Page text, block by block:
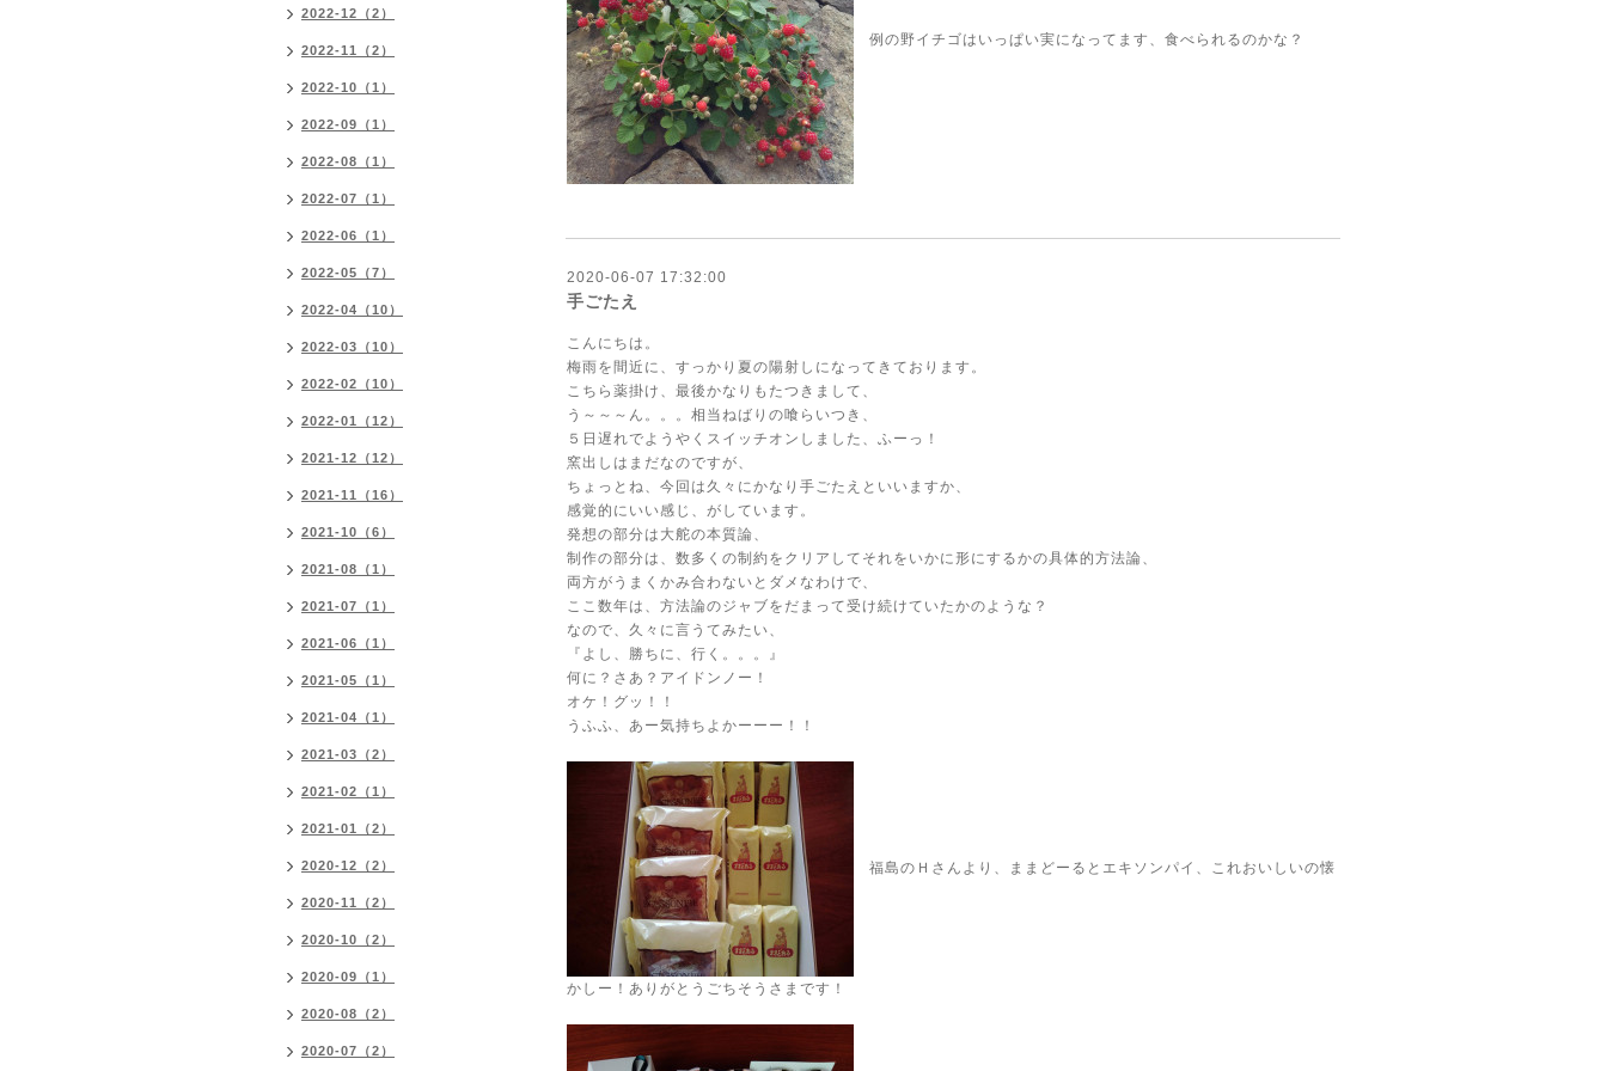
例の野イチゴはいっぱい実になってます、食べられるのかな？
2020-06-07 17:32:00
手ごたえ
こんにちは。
梅雨を間近に、すっかり夏の陽射しになってきております。
こちら薬掛け、最後かなりもたつきまして、
う～～～ん。。。相当ねばりの喰らいつき、
５日遅れでようやくスイッチオンしました、ふーっ！
窯出しはまだなのですが、
ちょっとね、今回は久々にかなり手ごたえといいますか、
感覚的にいい感じ、がしています。
発想の部分は大舵の本質論、
制作の部分は、数多くの制約をクリアしてそれをいかに形にするかの具体的方法論、
両方がうまくかみ合わないとダメなわけで、
ここ数年は、方法論のジャブをだまって受け続けていたかのような？
なので、久々に言うてみたい、
『よし、勝ちに、行く。。。』
何に？さあ？アイドンノー！
オケ！グッ！！
うふふ、あー気持ちよかーーー！！
福島のＨさんより、ままどーるとエキソンパイ、これおいしいの懐
かしー！ありがとうごちそうさまです！
2022-12（2）
2022-11（2）
2022-10（1）
2022-09（1）
2022-08（1）
2022-07（1）
2022-06（1）
2022-05（7）
2022-04（10）
2022-03（10）
2022-02（10）
2022-01（12）
2021-12（12）
2021-11（16）
2021-10（6）
2021-08（1）
2021-07（1）
2021-06（1）
2021-05（1）
2021-04（1）
2021-03（2）
2021-02（1）
2021-01（2）
2020-12（2）
2020-11（2）
2020-10（2）
2020-09（1）
2020-08（2）
2020-07（2）